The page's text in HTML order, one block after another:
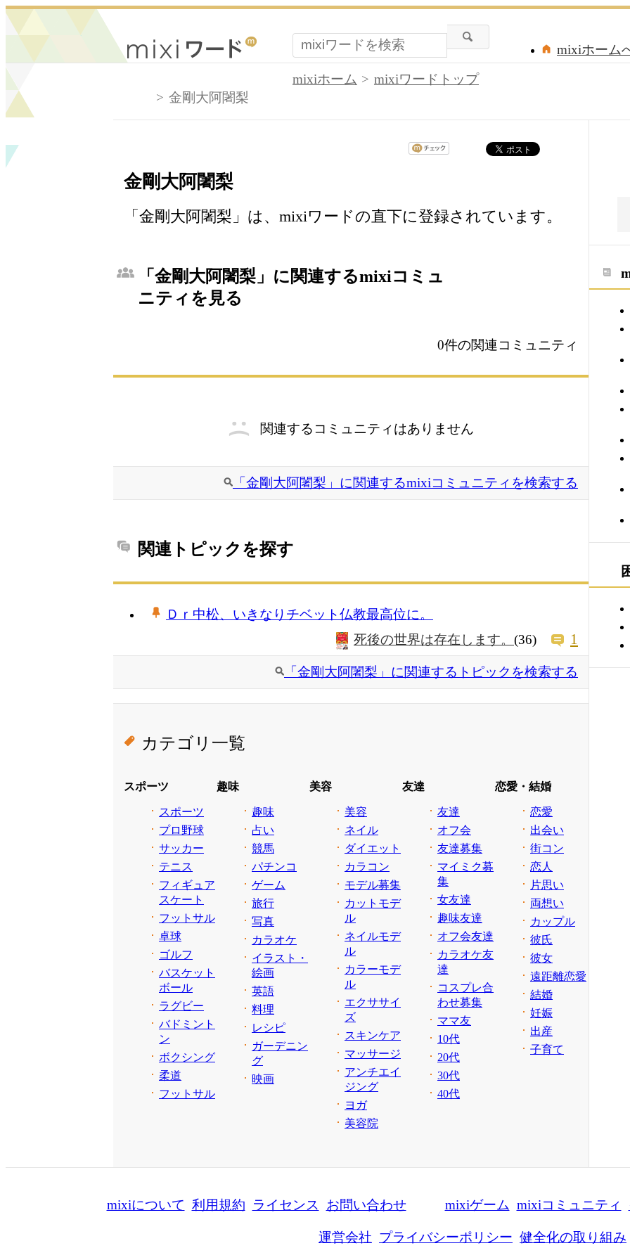
mixiホーム
mixiホーム
mixiワードトップ
金剛大阿闍梨
金剛大阿闍梨
「金剛大阿闍梨」は、mixiワードの直下に登録されています。
「金剛大阿闍梨」に関連するmixiコミュ
ニティを見る
0件の関連コミュニティ
関連するコミュニティはありません
「金剛大阿闍梨」に関連するmixiコミュニティを検索する
関連トピックを探す
Ｄｒ中松、いきなりチベット仏教最高位に。
死後の世界は存在します。 (36) 1
「金剛大阿闍梨」に関連するトピックを検索する
カテゴリ一覧
スポーツ
スポーツ
プロ野球
サッカー
テニス
フィギュア
スケート
フットサル
卓球
ゴルフ
バスケット
ボール
ラグビー
バドミント
ン
ボクシング
柔道
フットサル
趣味
趣味
占い
競馬
パチンコ
ゲーム
旅行
写真
カラオケ
イラスト・
絵画
英語
料理
レシピ
ガーデニン
グ
映画
美容
美容
ネイル
ダイエット
カラコン
モデル募集
カットモデ
ル
ネイルモデ
ル
カラーモデ
ル
エクササイ
ズ
スキンケア
マッサージ
アンチエイ
ジング
ヨガ
美容院
友達
友達
オフ会
友達募集
マイミク募
集
女友達
趣味友達
オフ会友達
カラオケ友
達
コスプレ合
わせ募集
ママ友
10代
20代
30代
40代
恋愛・結婚
恋愛
出会い
街コン
恋人
片思い
両想い
カップル
彼氏
彼女
遠距離恋愛
結婚
妊娠
出産
子育て
mixiについて 利用規約 ライセンス お問い合わせ mixiゲーム mixiコミュニティ
運営会社 プライバシーポリシー 健全化の取り組み